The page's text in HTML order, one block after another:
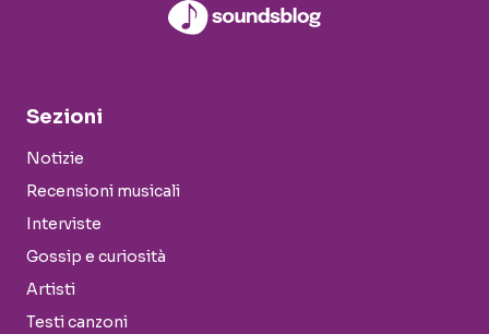
Sezioni
Notizie
Recensioni musicali
Interviste
Gossip e curiosità
Artisti
Testi canzoni